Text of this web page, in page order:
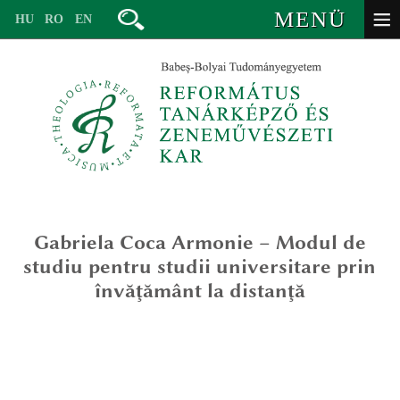
MENÜ
HU RO EN
vezetőség
oktatók – valláspedagógia
valláspedagógia (ba)
Gabriela CocaArmonie – Modul de
studiu pentru studii universitare prin
învăţământ la distanţă